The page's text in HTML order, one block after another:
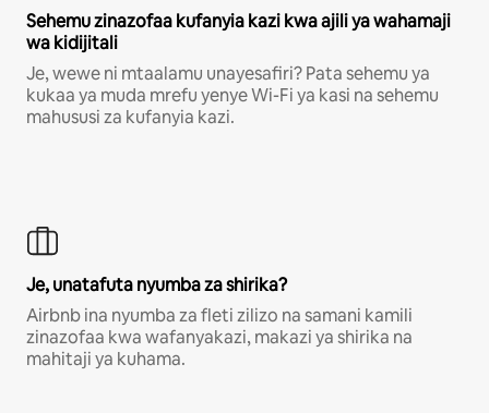
Sehemu zinazofaa kufanyia kazi kwa ajili ya wahamaji
wa kidijitali
Je, wewe ni mtaalamu unayesafiri? Pata sehemu ya
kukaa ya muda mrefu yenye Wi-Fi ya kasi na sehemu
mahususi za kufanyia kazi.
Je, unatafuta nyumba za shirika?
Airbnb ina nyumba za fleti zilizo na samani kamili
zinazofaa kwa wafanyakazi, makazi ya shirika na
mahitaji ya kuhama.